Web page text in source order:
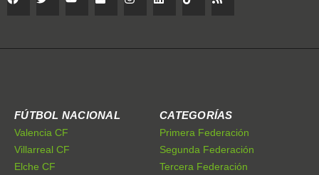
FÚTBOL NACIONAL
Valencia CF
Villarreal CF
Elche CF
CATEGORÍAS
Primera Federación
Segunda Federación
Tercera Federación